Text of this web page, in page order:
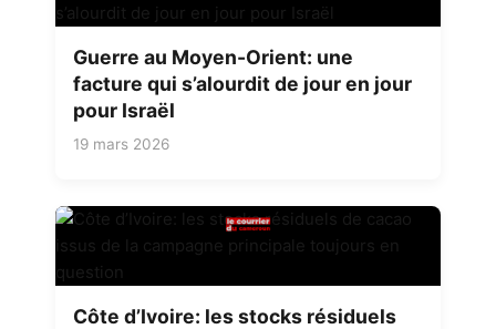
Guerre au Moyen-Orient: une
facture qui s’alourdit de jour en jour
pour Israël
19 mars 2026
Côte d’Ivoire: les stocks résiduels